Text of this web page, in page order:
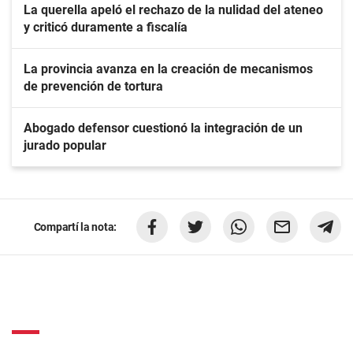
La querella apeló el rechazo de la nulidad del ateneo
y criticó duramente a fiscalía
La provincia avanza en la creación de mecanismos
de prevención de tortura
Abogado defensor cuestionó la integración de un
jurado popular
Compartí la nota: